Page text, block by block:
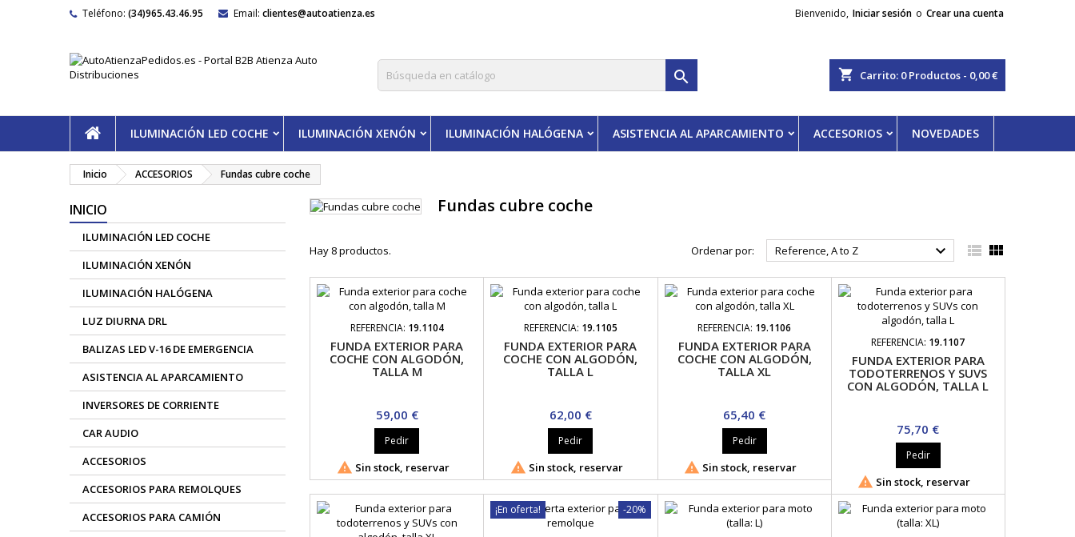
Teléfono: (34)965.43.46.95 Email: clientes@autoatienza.es Bienvenido, Iniciar sesión o Crear una cuenta
shopping_cart Carrito: 0Productos - 0,00 €

ILUMINACIÓN LED COCHE ILUMINACIÓN XENÓN ILUMINACIÓN HALÓGENA ASISTENCIA AL APARCAMIENTO ACCESORIOS NOVEDADES
Inicio ACCESORIOS Fundas cubre coche
INICIO
ILUMINACIÓN LED COCHE
ILUMINACIÓN XENÓN
ILUMINACIÓN HALÓGENA
LUZ DIURNA DRL
BALIZAS LED V-16 DE EMERGENCIA
ASISTENCIA AL APARCAMIENTO
INVERSORES DE CORRIENTE
CAR AUDIO
ACCESORIOS
ACCESORIOS PARA REMOLQUES
ACCESORIOS PARA CAMIÓN
Fundas cubre coche
Hay 8 productos. Ordenar por: Reference, A to Z   
REFERENCIA: 19.1104
FUNDA EXTERIOR PARA
COCHE CON ALGODÓN,
TALLA M
Precio
59,00 €
Pedir
 Sin stock, reservar
REFERENCIA: 19.1105
FUNDA EXTERIOR PARA
COCHE CON ALGODÓN,
TALLA L
Precio
62,00 €
Pedir
 Sin stock, reservar
REFERENCIA: 19.1106
FUNDA EXTERIOR PARA
COCHE CON ALGODÓN,
TALLA XL
Precio
65,40 €
Pedir
 Sin stock, reservar
REFERENCIA: 19.1107
FUNDA EXTERIOR PARA
TODOTERRENOS Y SUVS
CON ALGODÓN, TALLA L
Precio
75,70 €
Pedir
 Sin stock, reservar
-20%
¡En oferta!